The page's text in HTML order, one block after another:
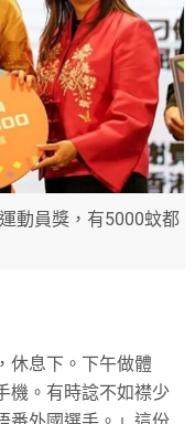
動員獎，有5000蚊都
休息下。下午做體
機。有時諗不如襟少